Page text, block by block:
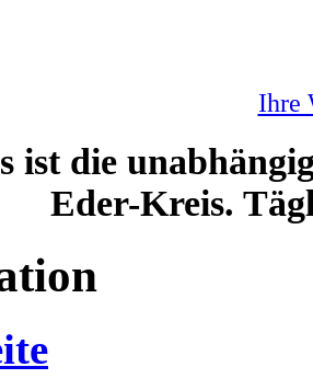
Ihre
ist die
Eder-Kreis.